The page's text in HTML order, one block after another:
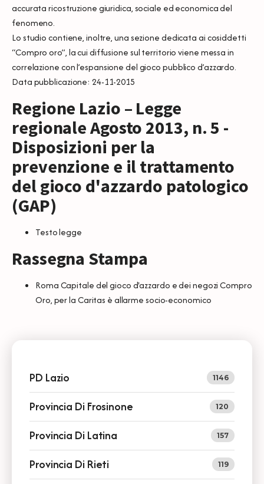
accurata ricostruzione giuridica, sociale ed economica del
fenomeno.
Lo studio contiene, inoltre, una sezione dedicata ai cosiddetti
“Compro oro”, la cui diffusione sul territorio viene messa in
correlazione con l’espansione del gioco pubblico d’azzardo.
Data pubblicazione: 24-11-2015
Regione Lazio – Legge
regionale Agosto 2013, n. 5 -
Disposizioni per la
prevenzione e il trattamento
del gioco d'azzardo patologico
(GAP)
Testo legge
Rassegna Stampa
Roma Capitale del gioco d'azzardo e dei negozi Compro
Oro, per la Caritas è allarme socio-economico
PD Lazio 1146
Provincia Di Frosinone 120
Provincia Di Latina 157
Provincia Di Rieti 119